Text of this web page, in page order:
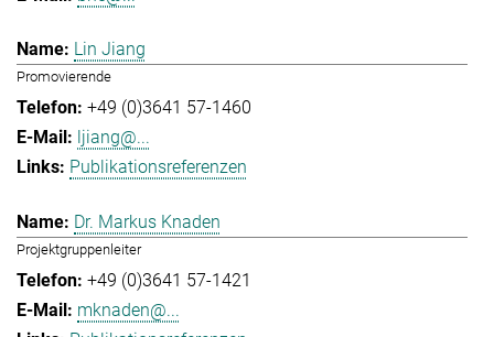
Lin Jiang
Promovierende
+49 (0)3641 57-1460
ljiang@...
Publikationsreferenzen
Dr. Markus Knaden
Projektgruppenleiter
+49 (0)3641 57-1421
mknaden@...